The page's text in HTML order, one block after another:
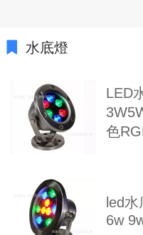
水底燈
LED
色
led水
6w